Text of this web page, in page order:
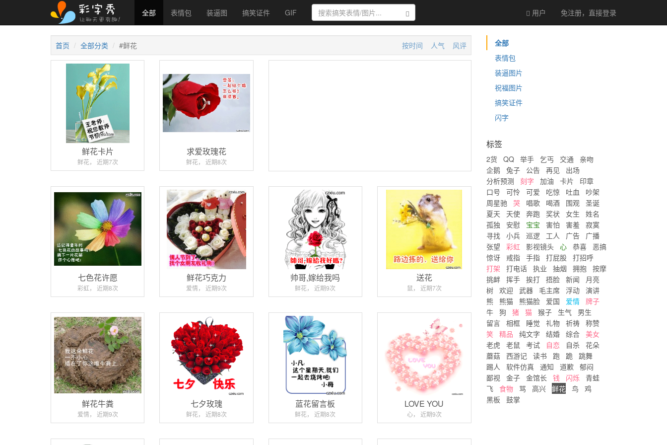
全部 表情包 装逼图 搞笑证件 GIF 搜索 用户 免注册，直接登录
首页 全部分类 #鲜花 按时间 人气 风评
鲜花卡片
鲜花， 近期7次
求爱玫瑰花
鲜花， 近期8次
七色花许愿
彩虹， 近期8次
鲜花巧克力
爱情， 近期9次
帅哥,嫁给我吗
鲜花， 近期9次
送花
鼠， 近期7次
鲜花牛粪
爱情， 近期9次
七夕玫瑰
鲜花， 近期8次
蓝花留言板
鲜花， 近期8次
LOVE YOU
心， 近期9次
全部
表情包
装逼图片
祝福图片
搞笑证件
闪字
标签
2货 QQ 举手 乞丐 交通
亲吻
企鹅
兔子 公告 再见
出场
分析预测
刻字 加油 卡片
印章
口号
可怜 可爱 吃惊 吐血
吵架
周星驰
哭 唱歌 喝酒 围观
圣诞
夏天
天使 奔跑 奖状 女生
姓名
孤独
安慰 宝宝 害怕 害羞
寂寞
寻找
小兵 巡逻 工人 广告
广播
张望
彩虹 影视镜头 心 恭喜
恶搞
惊讶
戒指 手指 打屁股
打招呼
打架
打电话 执业 抽烟 拥抱
按摩
挑衅
挥手 挨打 捂脸 新闻
月亮
树
欢迎 武器 毛主席 浮动
演讲
熊
熊猫 熊猫脸 爱国 爱情
牌子
牛
狗 猪 猫 猴子 生气
男生
留言
相框 睡觉 礼物 祈祷
称赞
笑
精品 纯文字 结婚 综合
美女
老虎
老鼠 考试 自恋 自杀
花朵
蘑菇
西游记 读书 跑 跪
跳舞
踢人
软件仿真 通知 道歉
郁闷
鄙视
金子 金馆长 钱 闪烁
青蛙
飞
食物 骂 高兴 鲜花 鸟
鸡
黑板
鼓掌